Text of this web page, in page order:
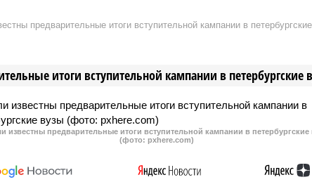
предварительные итоги вступительной кампании в
итоги вступительной кампании в петербургские
известны предварительные итоги вступительной кампании в петербургские
(фото: pxhere.com)